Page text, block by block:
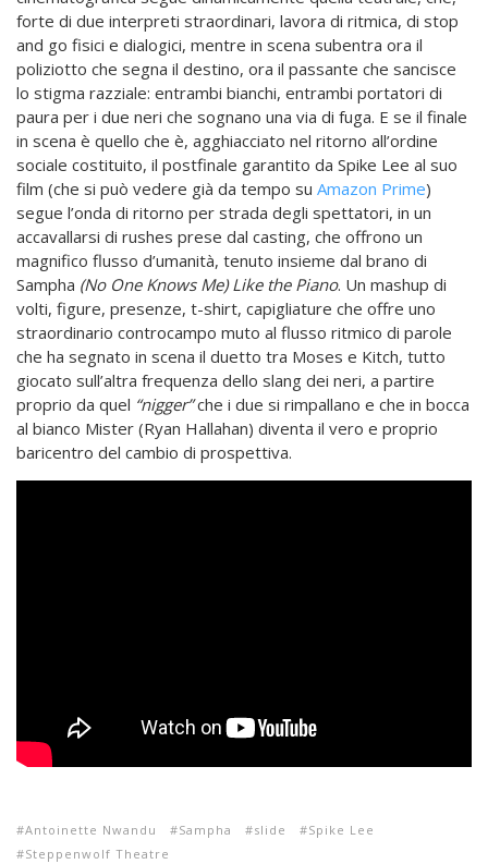
forte di due interpreti straordinari, lavora di ritmica, di stop
and go fisici e dialogici, mentre in scena subentra ora il
poliziotto che segna il destino, ora il passante che sancisce
lo stigma razziale: entrambi bianchi, entrambi portatori di
paura per i due neri che sognano una via di fuga. E se il finale
in scena è quello che è, agghiacciato nel ritorno all’ordine
sociale costituito, il postfinale garantito da Spike Lee al suo
film (che si può vedere già da tempo su Amazon Prime)
segue l’onda di ritorno per strada degli spettatori, in un
accavallarsi di rushes prese dal casting, che offrono un
magnifico flusso d’umanità, tenuto insieme dal brano di
Sampha (No One Knows Me) Like the Piano. Un mashup di
volti, figure, presenze, t-shirt, capigliature che offre uno
straordinario controcampo muto al flusso ritmico di parole
che ha segnato in scena il duetto tra Moses e Kitch, tutto
giocato sull’altra frequenza dello slang dei neri, a partire
proprio da quel “nigger”che i due si rimpallano e che in bocca
al bianco Mister (Ryan Hallahan) diventa il vero e proprio
baricentro del cambio di prospettiva.
Antoinette Nwandu Sampha slide
Spike Lee
Steppenwolf Theatre